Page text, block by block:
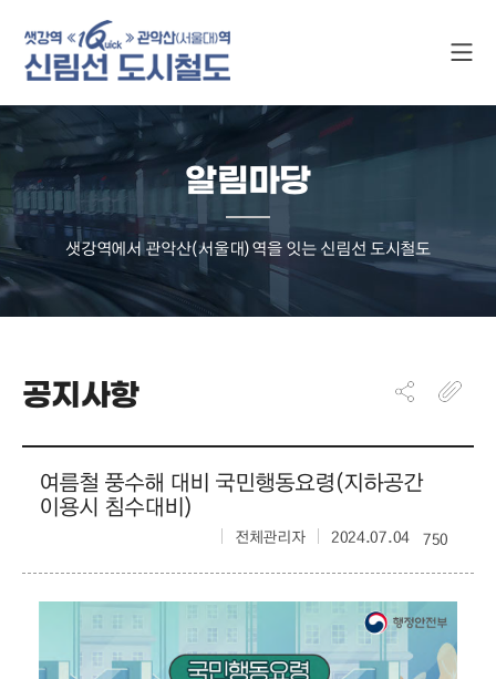
알림마당
샛강역에서 관악산(서울대)역을 잇는 신림선 도시철도
공지사항
여름철 풍수해 대비 국민행동요령(지하공간
이용시 침수대비)
전체관리자 2024.07.04 750